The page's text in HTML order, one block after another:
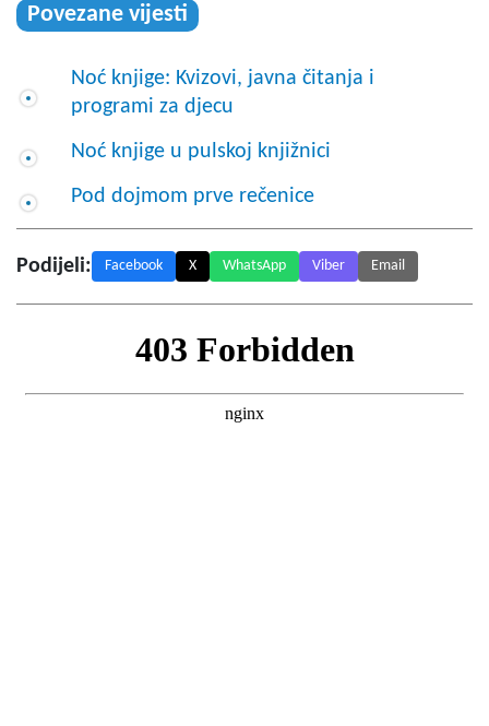
Povezane vijesti
Noć knjige: Kvizovi, javna čitanja i
programi za djecu
Noć knjige u pulskoj knjižnici
Pod dojmom prve rečenice
Podijeli: Facebook X WhatsApp Viber Email